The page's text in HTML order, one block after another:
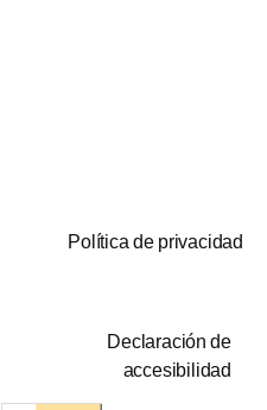
Política de privacidad
Declaración de
accesibilidad